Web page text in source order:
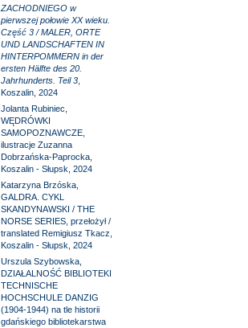
ZACHODNIEGO w
pierwszej połowie XX wieku.
Część 3 / MALER, ORTE
UND LANDSCHAFTEN IN
HINTERPOMMERN in der
ersten Hälfte des 20.
Jahrhunderts. Teil 3,
Koszalin, 2024
Jolanta Rubiniec,
WĘDRÓWKI
SAMOPOZNAWCZE,
ilustracje Zuzanna
Dobrzańska-Paprocka,
Koszalin - Słupsk, 2024
Katarzyna Brzóska,
GALDRA. CYKL
SKANDYNAWSKI / THE
NORSE SERIES, przełożył /
translated Remigiusz Tkacz,
Koszalin - Słupsk, 2024
Urszula Szybowska,
DZIAŁALNOŚĆ BIBLIOTEKI
TECHNISCHE
HOCHSCHULE DANZIG
(1904-1944) na tle historii
gdańskiego bibliotekarstwa